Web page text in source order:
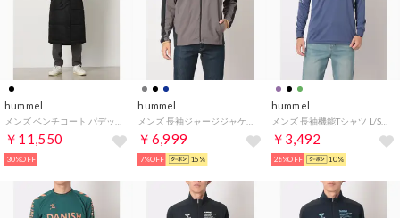
hummel
￥11,550
30%OFF
hummel
￥6,999
7%OFF 15%
hummel
メンズ 長袖機能Tシャツ L/Sプラクティスシャツ HAP7225 （ダストパープル）
￥3,492
26%OFF 10%